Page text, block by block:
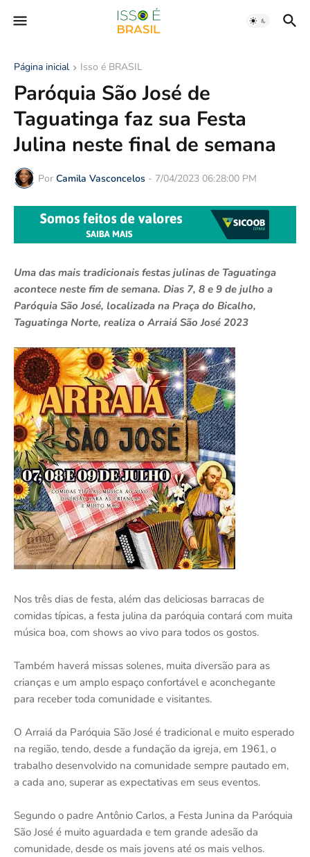
Página inicial Isso é BRASIL
Paróquia São José de
Taguatinga faz sua Festa
Julina neste final de semana
Por Camila Vasconcelos - 7/04/2023 06:28:00 PM
Uma das mais tradicionais festas julinas de Taguatinga
acontece neste fim de semana. Dias 7, 8 e 9 de julho a
Paróquia São José, localizada na Praça do Bicalho,
Taguatinga Norte, realiza o Arraiá São José 2023
Nos três dias de festa, além das deliciosas barracas de
comidas típicas, a festa julina da paróquia contará com muita
música boa, com shows ao vivo para todos os gostos.
Também haverá missas solenes, muita diversão para as
crianças e um amplo espaço confortável e aconchegante
para receber toda comunidade e visitantes.
O Arraiá da Paróquia São José é tradicional e muito esperado
na região, tendo, desde a fundação da igreja, em 1961, o
trabalho desenvolvido na comunidade sempre pautado em,
a cada ano, superar as expectativas em seus eventos.
Segundo o padre Antônio Carlos, a Festa Junina da Paróquia
São José é muito aguardada e tem grande adesão da
comunidade, desde os mais jovens até os mais velhos.